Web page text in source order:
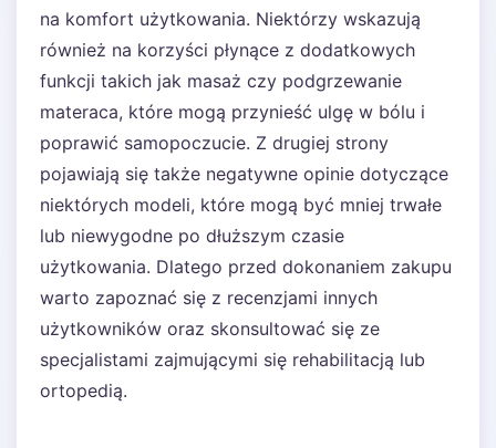
na komfort użytkowania. Niektórzy wskazują
również na korzyści płynące z dodatkowych
funkcji takich jak masaż czy podgrzewanie
materaca, które mogą przynieść ulgę w bólu i
poprawić samopoczucie. Z drugiej strony
pojawiają się także negatywne opinie dotyczące
niektórych modeli, które mogą być mniej trwałe
lub niewygodne po dłuższym czasie
użytkowania. Dlatego przed dokonaniem zakupu
warto zapoznać się z recenzjami innych
użytkowników oraz skonsultować się ze
specjalistami zajmującymi się rehabilitacją lub
ortopedią.